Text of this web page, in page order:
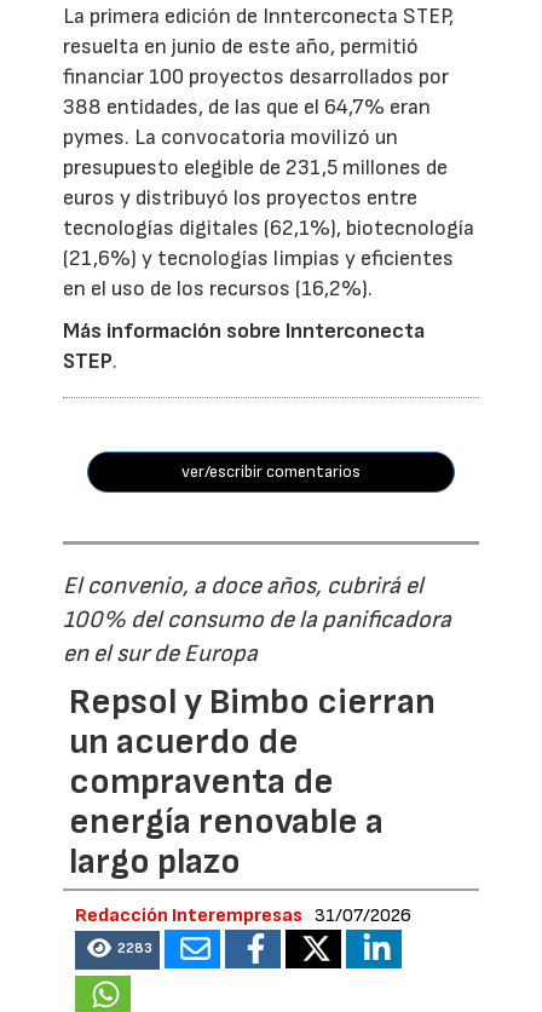
La primera edición de Innterconecta STEP,
resuelta en junio de este año, permitió
financiar 100 proyectos desarrollados por
388 entidades, de las que el 64,7% eran
pymes. La convocatoria movilizó un
presupuesto elegible de 231,5 millones de
euros y distribuyó los proyectos entre
tecnologías digitales (62,1%), biotecnología
(21,6%) y tecnologías limpias y eficientes
en el uso de los recursos (16,2%).
Más información sobre Innterconecta
STEP.
ver/escribir comentarios
El convenio, a doce años, cubrirá el
100% del consumo de la panificadora
en el sur de Europa
Repsol y Bimbo cierran
un acuerdo de
compraventa de
energía renovable a
largo plazo
Redacción Interempresas 31/07/2026
2283